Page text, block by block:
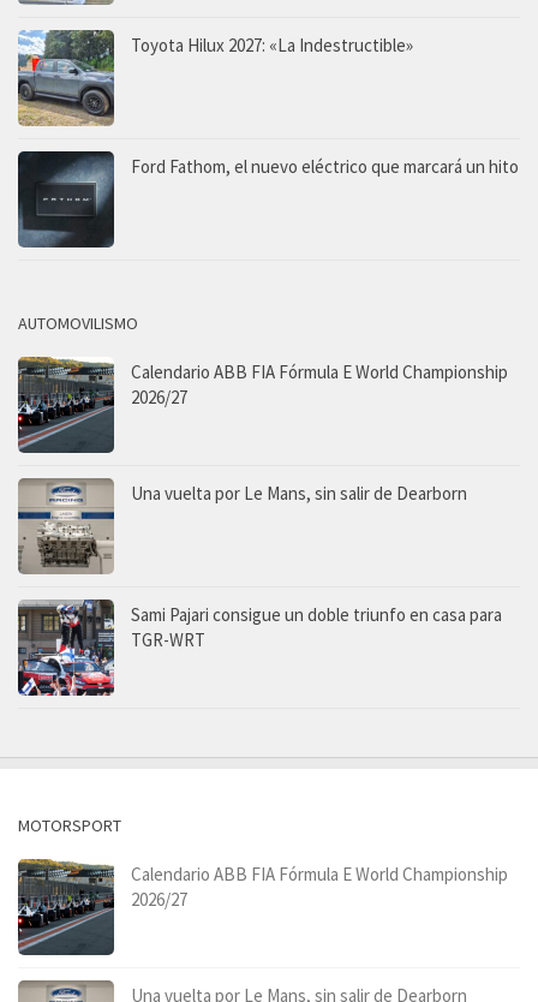
Toyota Hilux 2027: «La Indestructible»
Ford Fathom, el nuevo eléctrico que marcará un hito
AUTOMOVILISMO
Calendario ABB FIA Fórmula E World Championship
2026/27
Una vuelta por Le Mans, sin salir de Dearborn
Sami Pajari consigue un doble triunfo en casa para
TGR-WRT
MOTORSPORT
Calendario ABB FIA Fórmula E World Championship
2026/27
Una vuelta por Le Mans, sin salir de Dearborn